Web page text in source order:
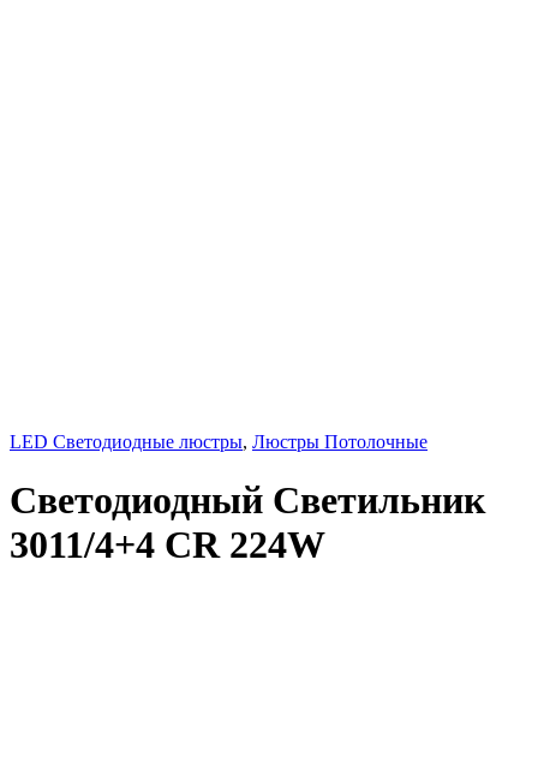
LED Светодиодные люстры, Люстры Потолочные
Светодиодный Светильник
3011/4+4 CR 224W